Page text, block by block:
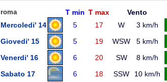
roma T min T max Vento
Mercoledi' 14
5 17 W 3 km/h
Giovedi' 15
5 19 WSW 5 km/h
Venerdi' 16
6 20 SW 8 km/h
Sabato 17
6 18 SSW 10 km/h